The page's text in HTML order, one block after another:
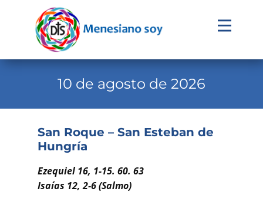
Evangelio
Institucional
Familia Menesiana
Pastoral Vocacional
10 de agosto de 2026
San Roque – San Esteban de
Hungría
Ezequiel 16, 1-15. 60. 63
Isaías 12, 2-6 (Salmo)